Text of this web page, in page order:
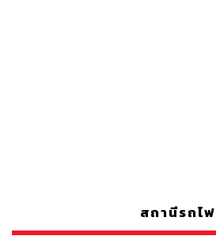
สถานีรถไฟ